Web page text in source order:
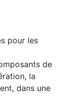
pour les
de
la
dans une